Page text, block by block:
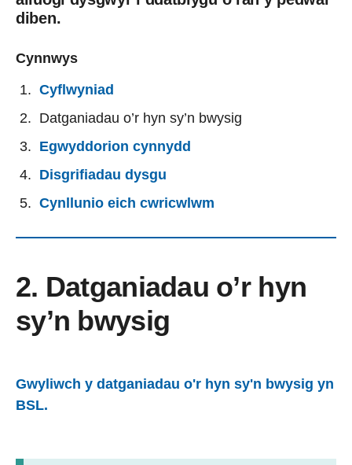
diben.
Cynnwys
Cyflwyniad
Datganiadau o’r hyn sy’n bwysig
Egwyddorion cynnydd
Disgrifiadau dysgu
Cynllunio eich cwricwlwm
2. Datganiadau o’r hyn
sy’n bwysig
Gwyliwch y datganiadau o'r hyn sy'n bwysig yn
BSL.